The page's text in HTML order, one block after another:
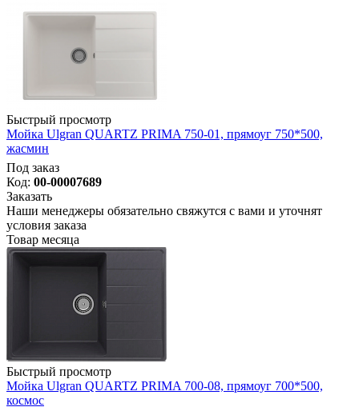
Быстрый просмотр
Мойка Ulgran QUARTZ PRIMA 750-01, прямоуг 750*500,
жасмин
Под заказ
Код: 00-00007689
Заказать
Наши менеджеры обязательно свяжутся с вами и уточнят
условия заказа
Товар месяца
Быстрый просмотр
Мойка Ulgran QUARTZ PRIMA 700-08, прямоуг 700*500,
космос